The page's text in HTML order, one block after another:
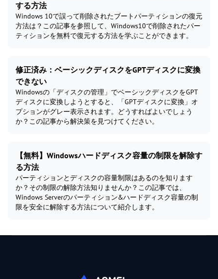
する方法
Windows 10で誤って削除されたブートパーティションの復元
方法は？この記事を参照して、Windows10で削除されたパー
ティションを無料で復元する方法を学ぶことができます。
修正済み：ベーシックディスクをGPTディスクに変換
できない
Windowsの「ディスクの管理」でベーシックディスクをGPT
ディスクに変換しようとすると、「GPTディスクに変換」オ
プションがグレー表示されます。どうすればよいでしょう
か？この記事から解決策を見つけてください。
【無料】Windowsハードディスク容量の制限を解除す
る方法
パーティションとディスクの容量制限はあるのを知ります
か？その制限の解除方法知りませんか？この記事では、
Windows Serverのパーティション&ハードディスク容量の制
限を安全に解除する方法について紹介します。